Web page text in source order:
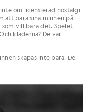
om licensierad nostalgi
att bära sina minnen på
vill bära det. Spelet
kläderna? De var
skapas inte bara. De